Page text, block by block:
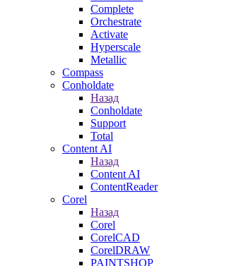
Complete
Orchestrate
Activate
Hyperscale
Metallic
Compass
Conholdate
Назад
Conholdate
Support
Total
Content AI
Назад
Content AI
ContentReader
Corel
Назад
Corel
CorelCAD
CorelDRAW
PAINTSHOP